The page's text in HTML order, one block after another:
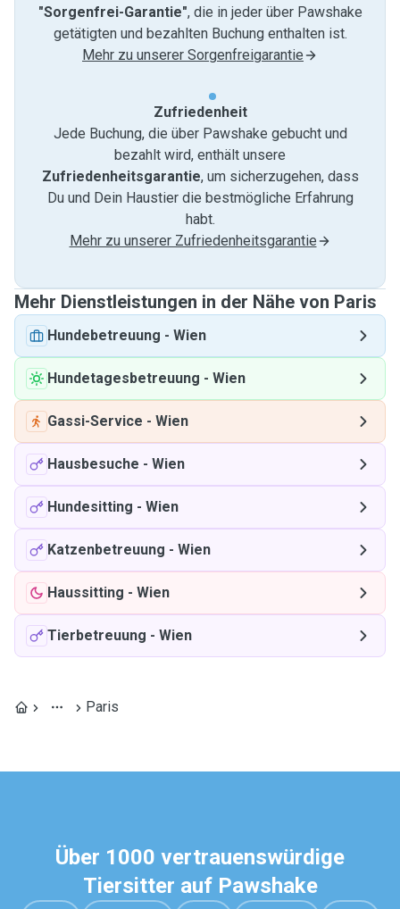
"Sorgenfrei-Garantie", die in jeder über Pawshake
getätigten und bezahlten Buchung enthalten ist.
Mehr zu unserer Sorgenfreigarantie
Zufriedenheit
Jede Buchung, die über Pawshake gebucht und
bezahlt wird, enthält unsere
Zufriedenheitsgarantie, um sicherzugehen, dass
Du und Dein Haustier die bestmögliche Erfahrung
habt.
Mehr zu unserer Zufriedenheitsgarantie
Mehr Dienstleistungen in der Nähe von Paris
Hundebetreuung - Wien
Hundetagesbetreuung - Wien
Gassi-Service - Wien
Hausbesuche - Wien
Hundesitting - Wien
Katzenbetreuung - Wien
Haussitting - Wien
Tierbetreuung - Wien
Paris
Über 1000 vertrauenswürdige
Tiersitter auf Pawshake